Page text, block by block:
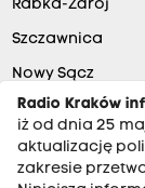
Rabka-Zdrój
Szczawnica
Nowy Sącz
Radio Kraków
iż od dnia 25
aktualizację
zakresie